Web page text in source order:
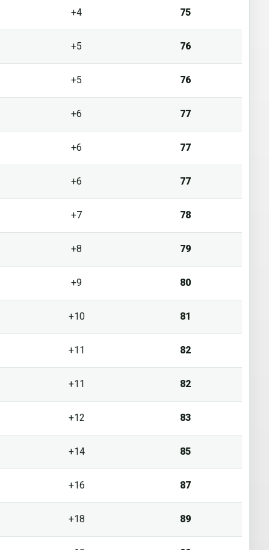
+4 75
+5 76
+5 76
+6 77
+6 77
+6 77
+7 78
+8 79
+9 80
+10 81
+11 82
+11 82
+12 83
+14 85
+16 87
+18 89